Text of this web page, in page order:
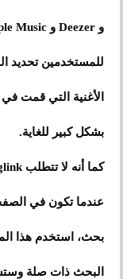
للمستخدمين تحديد
الأغنية التي قمت
بشكل كبير للغاية.
عندما تكون في
بحث، استخدم هذا
البحث ذات صلة